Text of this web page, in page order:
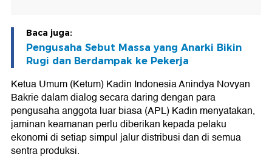
Baca juga:
Pengusaha Sebut Massa yang Anarki Bikin
Rugi dan Berdampak ke Pekerja
Ketua Umum (Ketum) Kadin Indonesia Anindya Novyan
Bakrie dalam dialog secara daring dengan para
pengusaha anggota luar biasa (APL) Kadin menyatakan,
jaminan keamanan perlu diberikan kepada pelaku
ekonomi di setiap simpul jalur distribusi dan di semua
sentra produksi.